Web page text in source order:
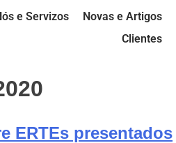
e Servizos
Novas e Artigos
Clientes
ERTEs presentados